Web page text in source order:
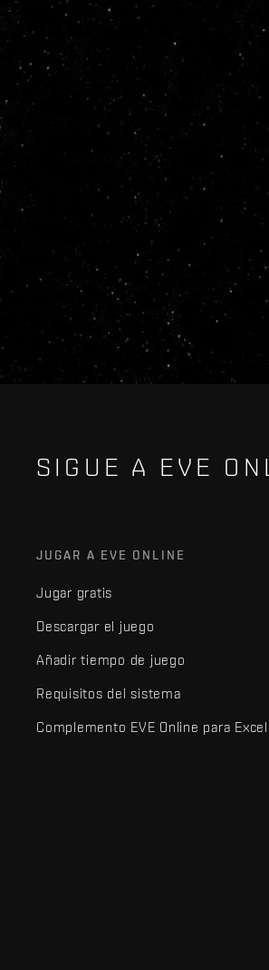
SIGUE A EVE
JUGAR A EVE ONLINE
Jugar gratis
Descargar el juego
Añadir tiempo de juego
Requisitos del sistema
Complemento EVE Online para Excel